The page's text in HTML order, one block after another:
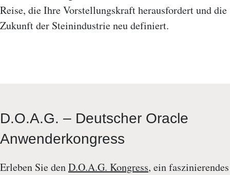
Reise, die Ihre Vorstellungskraft herausfordert und die
Zukunft der Steinindustrie neu definiert.
D.O.A.G. – Deutscher Oracle
Anwenderkongress
Erleben Sie denD.O.A.G. Kongress, ein faszinierendes